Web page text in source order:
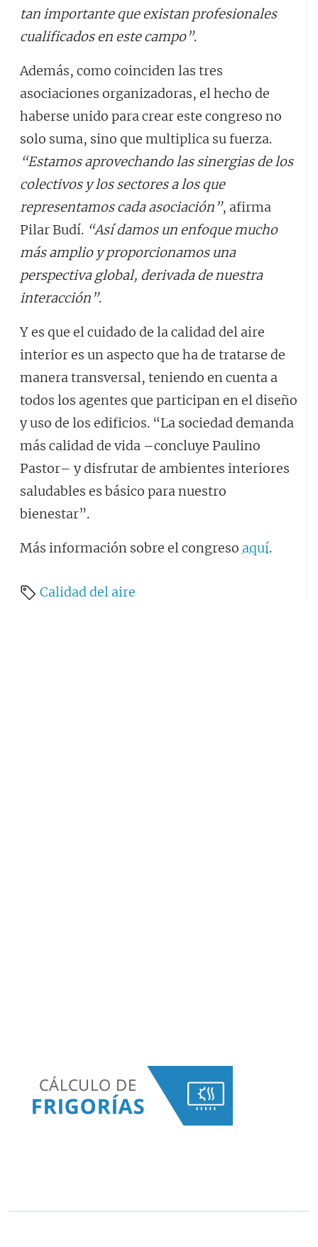
tan importante que existan profesionales
cualificados en este campo”.
Además, como coinciden las tres
asociaciones organizadoras, el hecho de
haberse unido para crear este congreso no
solo suma, sino que multiplica su fuerza.
“Estamos aprovechando las sinergias de los
colectivos y los sectores a los que
representamos cada asociación”, afirma
Pilar Budí. “Así damos un enfoque mucho
más amplio y proporcionamos una
perspectiva global, derivada de nuestra
interacción”.
Y es que el cuidado de la calidad del aire
interior es un aspecto que ha de tratarse de
manera transversal, teniendo en cuenta a
todos los agentes que participan en el diseño
y uso de los edificios. “La sociedad demanda
más calidad de vida –concluye Paulino
Pastor– y disfrutar de ambientes interiores
saludables es básico para nuestro
bienestar”.
Más información sobre el congreso aquí.
Calidad del aire